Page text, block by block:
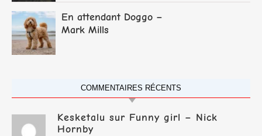
En attendant Doggo –
Mark Mills
COMMENTAIRES RÉCENTS
Kesketalu sur Funny girl – Nick
Hornby